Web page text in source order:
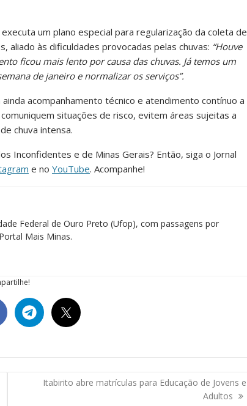
um plano especial para regularização da coleta de
aliado às dificuldades provocadas pelas chuvas: “Houve
ficou mais lento por causa das chuvas. Já temos um
de janeiro e normalizar os serviços”.
acompanhamento técnico e atendimento contínuo a
situações de risco, evitem áreas sujeitas a
chuva intensa.
Inconfidentes e de Minas Gerais? Então, siga o Jornal
e no YouTube. Acompanhe!
Federal de Ouro Preto (Ufop), com passagens por
Mais Minas.
Itabirito abre matrículas para Educação de Jovens e
Adultos